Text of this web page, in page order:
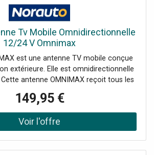
Tv Mobile Omnidirectionnelle
12/24 V Omnimax
est une antenne TV mobile conçue
extérieure. Elle est omnidirectionnelle
antenne OMNIMAX reçoit tous les
est légère et compacte. L'antenne
d'une conception robuste et durable
l'installation, un branchement 12/24
pour alimenter l'amplificateur à gain
149,95 €